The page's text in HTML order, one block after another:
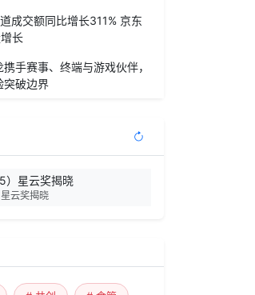
成交额同比增长311% 京东
长
手赛事、终端与游戏伙伴，
突破边界
）星云奖揭晓
云奖揭晓